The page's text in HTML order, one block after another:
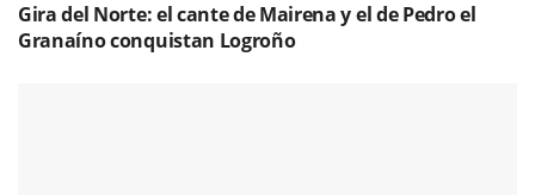
Gira del Norte: el cante de Mairena y el de Pedro el
Granaíno conquistan Logroño